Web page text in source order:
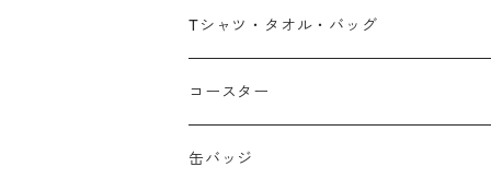
広島弁
春
夏
Tシャツ・タオル・バッグ
コースター
缶バッジ